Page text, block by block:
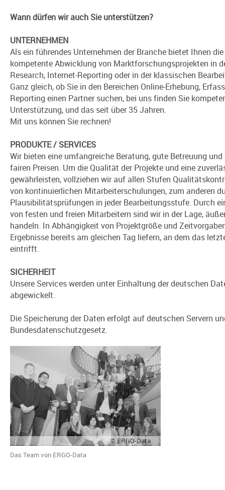
Wann dürfen wir auch Sie unterstützen?
UNTERNEHMEN
Als ein führendes Unternehmen der Branche bietet Ihnen die
kompetente Abwicklung von Marktforschungsprojekten in
Research, Internet-Reporting oder in der klassischen
Ganz gleich, ob Sie in den Bereichen Online-Erhebung,
Reporting einen Partner suchen, bei uns finden Sie
Unterstützung, und das seit über 35 Jahren.
Mit uns können Sie rechnen!
PRODUKTE / SERVICES
Wir bieten eine umfangreiche Beratung, gute Betreuung
fairen Preisen. Um die Qualität der Projekte und eine
gewährleisten, vollziehen wir auf allen Stufen
von kontinuierlichen Mitarbeiterschulungen, zum anderen
Plausibilitätsprüfungen in jeder Bearbeitungsstufe. Durch
von festen und freien Mitarbeitern sind wir in der Lage,
handeln. In Abhängigkeit von Projektgröße und
Ergebnisse bereits am gleichen Tag liefern, an dem das
eintrifft.
SICHERHEIT
Unsere Services werden unter Einhaltung der deutschen
abgewickelt.
Die Speicherung der Daten erfolgt auf deutschen Servern
Bundesdatenschutzgesetz.
© ERGO-Data
Das Team von ERGO-Data